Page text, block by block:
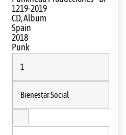
1219-2019
CD, Album
Spain
2018
Punk
1
Bienestar Social